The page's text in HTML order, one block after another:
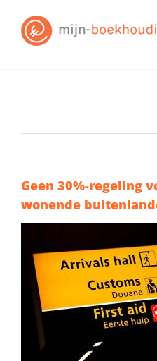
content
Geen 30%-regeling
wonende